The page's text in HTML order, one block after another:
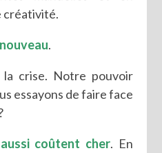
créativité.
.
la crise. Notre pouvoir
essayons de faire face
coûtent cher. En